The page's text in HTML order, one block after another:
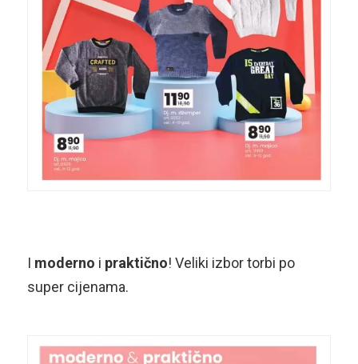
I moderno i praktično! Veliki izbor torbi po
super cijenama.